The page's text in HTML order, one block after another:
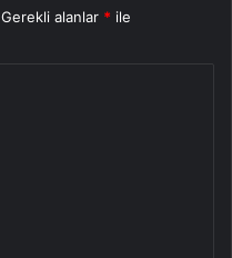
Gerekli alanlar * ile